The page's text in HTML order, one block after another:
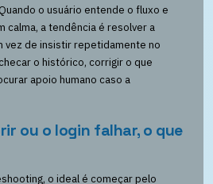
o usuário entende o fluxo e
calma, a tendência é resolver a
vez de insistir repetidamente no
o histórico, corrigir o que
apoio humano caso a
ou o login falhar, o que
o ideal é começar pelo